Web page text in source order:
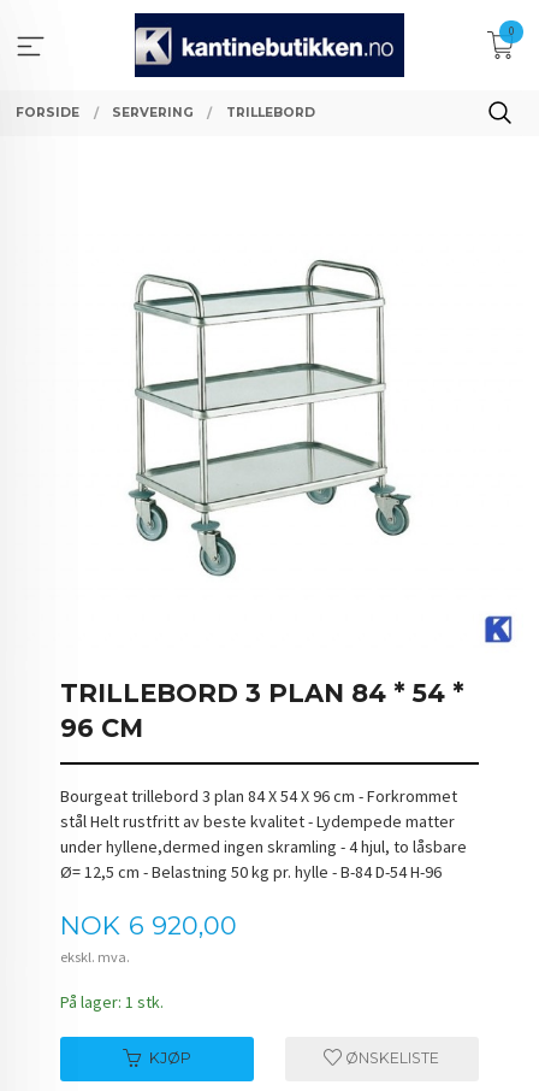
innholdet
0
FORSIDE SERVERING TRILLEBORD
TRILLEBORD 3 PLAN 84 * 54 *
96 CM
Bourgeat trillebord 3 plan 84 X 54 X 96 cm - Forkrommet
stål Helt rustfritt av beste kvalitet - Lydempede matter
under hyllene,dermed ingen skramling - 4 hjul, to låsbare
Ø= 12,5 cm - Belastning 50 kg pr. hylle - B-84 D-54 H-96
Pris
NOK 6 920,00
ekskl. mva.
På lager: 1 stk.
KJØP ØNSKELISTE